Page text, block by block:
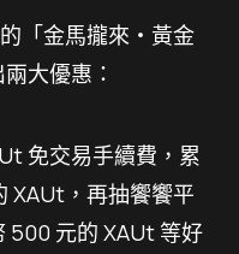
「金馬攏來・黃金
大優惠：
免交易手續費，累
XAUt，再抽饗饗平
500 元的 XAUt 等好